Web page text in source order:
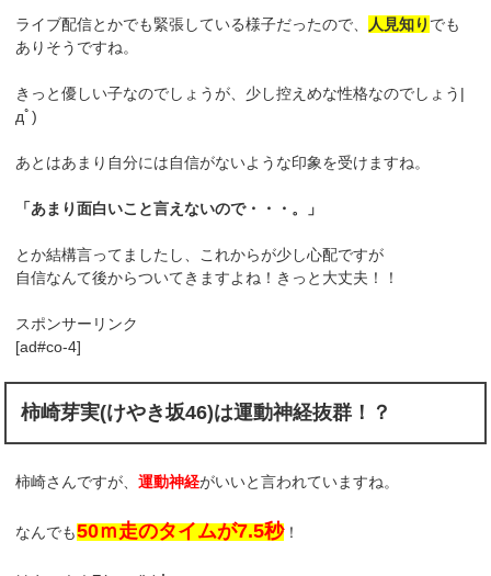
ライブ配信とかでも緊張している様子だったので、 人見知り でも
ありそうですね。
きっと優しい子なのでしょうが、少し控えめな性格なのでしょう|
дﾟ)
あとはあまり自分には自信がないような印象を受けますね。
「あまり面白いこと言えないので・・・。」
とか結構言ってましたし、これからが少し心配ですが
自信なんて後からついてきますよね！きっと大丈夫！！
スポンサーリンク
[ad#co-4]
柿崎芽実(けやき坂46)は運動神経抜群！？
柿崎さんですが、運動神経がいいと言われていますね。
なんでも50ｍ走のタイムが7.5秒！